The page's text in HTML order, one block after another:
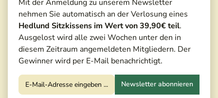
Mit der Anmeldung zu unserem Newsletter
nehmen Sie automatisch an der Verlosung eines
Hedlund Sitzkissens im Wert von 39,90€ teil.
Ausgelost wird alle zwei Wochen unter den in
diesem Zeitraum angemeldeten Mitgliedern. Der
Gewinner wird per E-Mail benachrichtigt.
Newsletter abonnieren